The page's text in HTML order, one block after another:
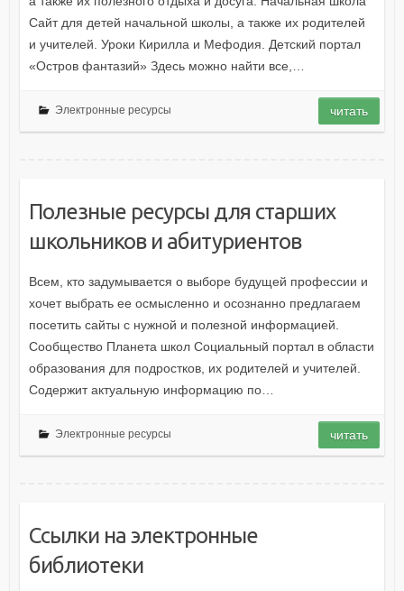
Сайт для детей начальной школы, а также их родителей
и учителей. Уроки Кирилла и Мефодия. Детский портал
«Остров фантазий» Здесь можно найти все,…
Электронные ресурсы читать
Полезные ресурсы для старших
школьников и абитуриентов
Всем, кто задумывается о выборе будущей профессии и
хочет выбрать ее осмысленно и осознанно предлагаем
посетить сайты с нужной и полезной информацией.
Сообщество Планета школ Социальный портал в области
образования для подростков, их родителей и учителей.
Содержит актуальную информацию по…
Электронные ресурсы читать
Ссылки на электронные
библиотеки